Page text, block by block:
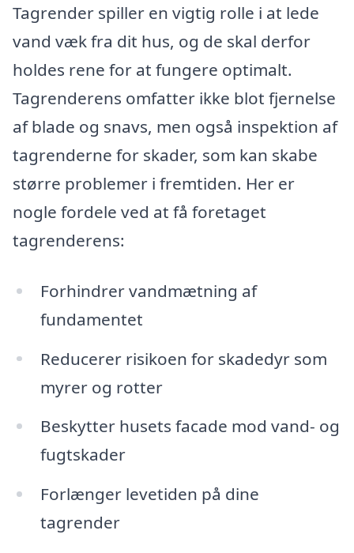
Tagrender spiller en vigtig rolle i at lede
vand væk fra dit hus, og de skal derfor
holdes rene for at fungere optimalt.
Tagrenderens omfatter ikke blot fjernelse
af blade og snavs, men også inspektion af
tagrenderne for skader, som kan skabe
større problemer i fremtiden. Her er
nogle fordele ved at få foretaget
tagrenderens:
Forhindrer vandmætning af
fundamentet
Reducerer risikoen for skadedyr som
myrer og rotter
Beskytter husets facade mod vand- og
fugtskader
Forlænger levetiden på dine
tagrender